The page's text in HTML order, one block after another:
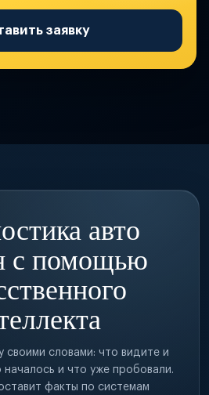
заявку
авто
с помощью
словами: что видите и
и что уже пробовали.
факты по системам